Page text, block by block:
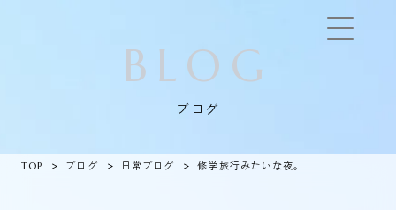
BLOG
ブログ
TOP ブログ 日常ブログ 修学旅行みたいな夜。